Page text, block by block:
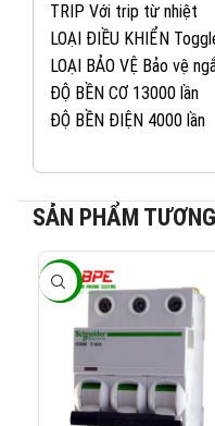
TRIP Với trip từ nhiệt
LOẠI ĐIỀU KHIỂN
LOẠI BẢO VỆ Bảo vệ
ĐỘ BỀN CƠ 13000 lần
ĐỘ BỀN ĐIỆN 4000 lần
SẢN PHẨM
-40%
KINH